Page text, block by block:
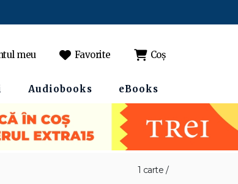
meu Favorite Coș
Audiobooks eBooks
1 carte /